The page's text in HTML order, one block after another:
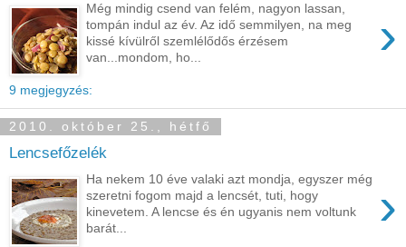
›
Még mindig csend van felém, nagyon lassan,
tompán indul az év. Az idő semmilyen, na meg
kissé kívülről szemlélődős érzésem
van...mondom, ho...
9 megjegyzés:
2010. október 25., hétfő
Lencsefőzelék
›
Ha nekem 10 éve valaki azt mondja, egyszer még
szeretni fogom majd a lencsét, tuti, hogy
kinevetem. A lencse és én ugyanis nem voltunk
barát...